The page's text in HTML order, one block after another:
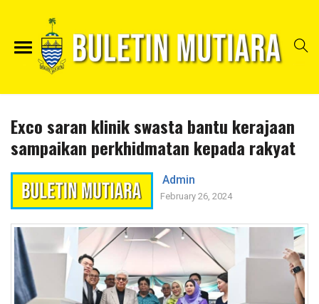
Exco saran klinik swasta bantu kerajaan
sampaikan perkhidmatan kepada rakyat
Admin
February 26, 2024